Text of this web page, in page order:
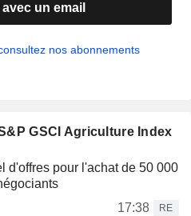
un email
nos abonnements
GSCI Agriculture Index
d'offres pour l'achat de 50 000
17:38
RE